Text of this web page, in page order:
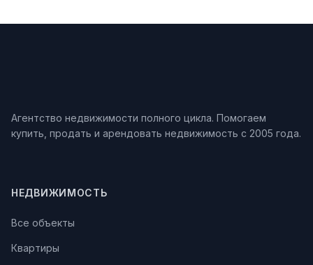
Агентство недвижимости полного цикла. Помогаем
купить, продать и арендовать недвижимость с 2005 года.
НЕДВИЖИМОСТЬ
Все объекты
Квартиры